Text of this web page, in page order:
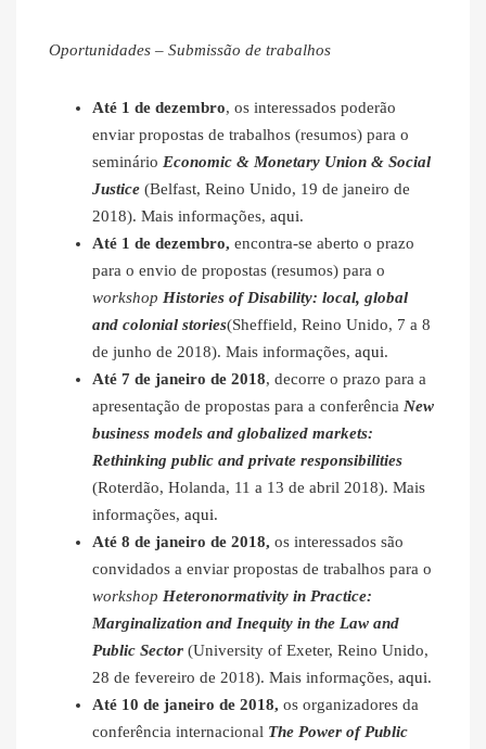
Oportunidades – Submissão de trabalhos
Até 1 de dezembro, os interessados poderão
enviar propostas de trabalhos (resumos) para o
seminário Economic & Monetary Union & Social
Justice (Belfast, Reino Unido, 19 de janeiro de
2018). Mais informações, aqui.
Até 1 de dezembro, encontra-se aberto o prazo
para o envio de propostas (resumos) para o
workshop Histories of Disability: local, global
and colonial stories(Sheffield, Reino Unido, 7 a 8
de junho de 2018). Mais informações, aqui.
Até 7 de janeiro de 2018, decorre o prazo para a
apresentação de propostas para a conferência New
business models and globalized markets:
Rethinking public and private responsibilities
(Roterdão, Holanda, 11 a 13 de abril 2018). Mais
informações, aqui.
Até 8 de janeiro de 2018, os interessados são
convidados a enviar propostas de trabalhos para o
workshop Heteronormativity in Practice:
Marginalization and Inequity in the Law and
Public Sector (University of Exeter, Reino Unido,
28 de fevereiro de 2018). Mais informações, aqui.
Até 10 de janeiro de 2018, os organizadores da
conferência internacional The Power of Public